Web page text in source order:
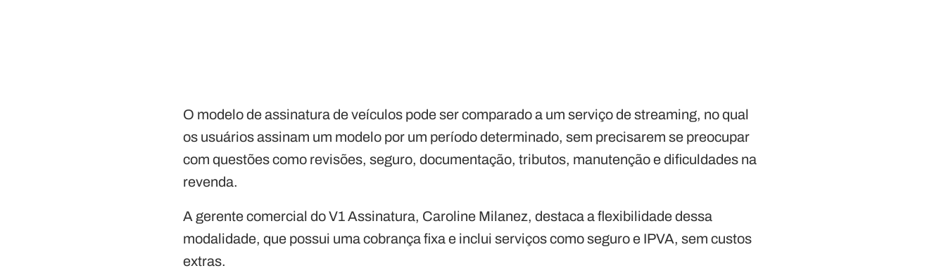
O modelo de assinatura de veículos pode ser comparado a um serviço de streaming, no qual
os usuários assinam um modelo por um período determinado, sem precisarem se preocupar
com questões como revisões, seguro, documentação, tributos, manutenção e dificuldades na
revenda.
A gerente comercial do V1 Assinatura, Caroline Milanez, destaca a flexibilidade dessa
modalidade, que possui uma cobrança fixa e inclui serviços como seguro e IPVA, sem custos
extras.